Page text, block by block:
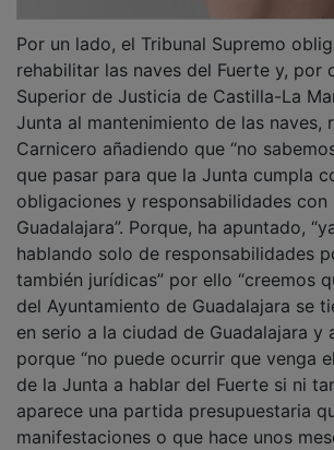
rehabilitar las naves del Fuerte y, por
Superior de Justicia de Castilla-La
Junta al mantenimiento de las naves,
Carnicero añadiendo que “no
que pasar para que la Junta cumpla
obligaciones y responsabilidades con
Guadalajara”. Porque, ha apuntado,
hablando solo de responsabilidades
también jurídicas” por ello “creemos
del Ayuntamiento de Guadalajara se
en serio a la ciudad de Guadalajara y
porque “no puede ocurrir que venga
de la Junta a hablar del Fuerte si ni
aparece una partida presupuestaria
manifestaciones o que hace unos